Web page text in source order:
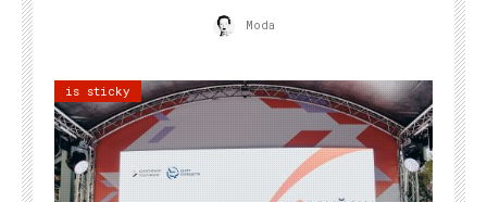
Moda
is sticky